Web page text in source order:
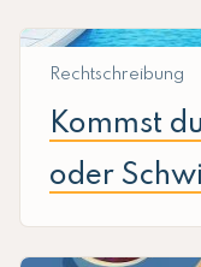
Rechtschreibung
Kommst
oder